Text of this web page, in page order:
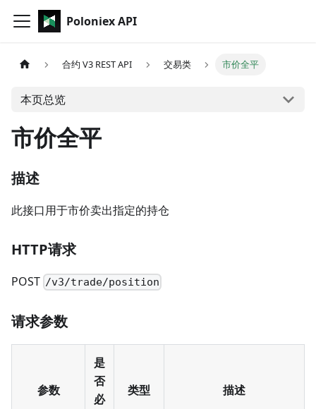
Poloniex API
合约 V3 REST API 交易类 市价全平
本页总览
市价全平
描述
此接口用于市价卖出指定的持仓
HTTP请求
POST /v3/trade/position
请求参数
参数
是
否
必
类型 描述